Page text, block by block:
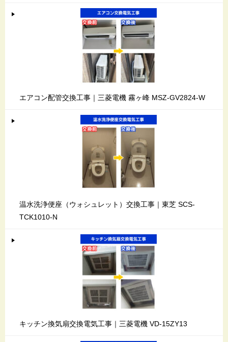
エアコン配管交換工事｜三菱電機 霧ヶ峰 MSZ-GV2824-W
温水洗浄便座（ウォシュレット）交換工事｜東芝 SCS-
TCK1010-N
キッチン換気扇交換電気工事｜三菱電機 VD-15ZY13